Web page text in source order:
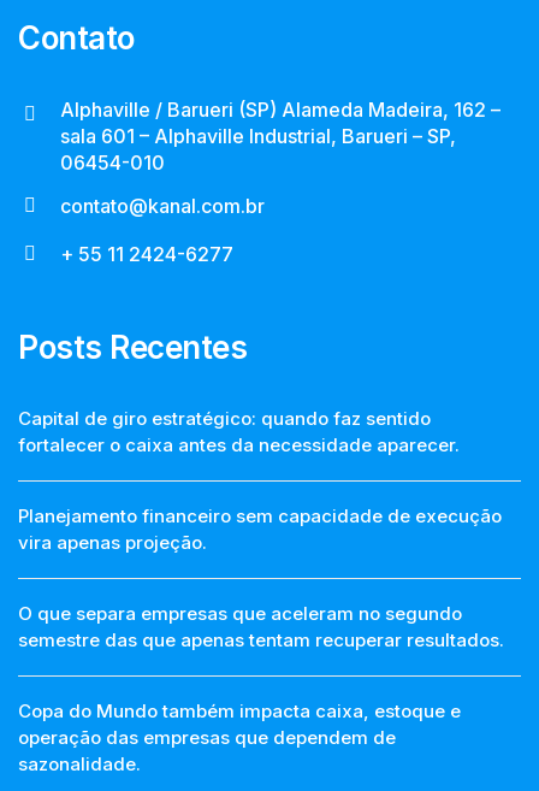
Contato
Alphaville / Barueri (SP) Alameda Madeira, 162 –
sala 601 – Alphaville Industrial, Barueri – SP,
06454-010
contato@kanal.com.br
+ 55 11 2424-6277
Posts Recentes
Capital de giro estratégico: quando faz sentido
fortalecer o caixa antes da necessidade aparecer.
Planejamento financeiro sem capacidade de execução
vira apenas projeção.
O que separa empresas que aceleram no segundo
semestre das que apenas tentam recuperar resultados.
Copa do Mundo também impacta caixa, estoque e
operação das empresas que dependem de
sazonalidade.